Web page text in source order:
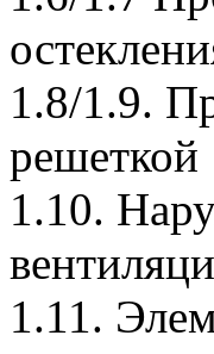
1.8/1.9.
решеткой
1.10.
1.11.